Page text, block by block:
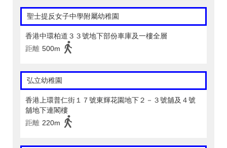
聖士提反女子中學附屬幼稚園
香港中環柏道３３號地下部份車庫及一樓全層
距離 500m
弘立幼稚園
香港上環普仁街１７號東輝花園地下２－３號舖及４號
舖地下連閣樓
距離 220m